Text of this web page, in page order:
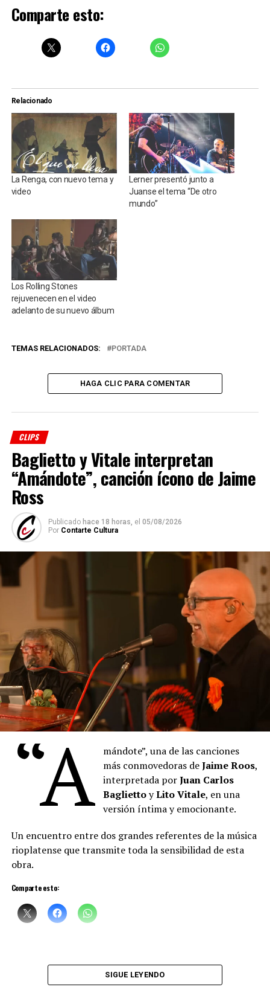
Comparte esto:
Relacionado
La Renga, con nuevo tema y
video
Lerner presentó junto a
Juanse el tema “De otro
mundo”
Los Rolling Stones
rejuvenecen en el video
adelanto de su nuevo álbum
TEMAS RELACIONADOS: PORTADA
HAGA CLIC PARA COMENTAR
CLIPS
Baglietto y Vitale interpretan
“Amándote”, canción ícono de Jaime
Ross
Publicado hace 18 horas, el 05/08/2026
Por Contarte Cultura
“A
mándote”, una de las canciones
más conmovedoras deJaime Roos,
interpretada porJuan Carlos
BagliettoyLito Vitale, en una
versión íntima y emocionante.
Un encuentro entre dos grandes referentes de la música
rioplatense que transmite toda la sensibilidad de esta
obra.
Comparte esto:
SIGUE LEYENDO